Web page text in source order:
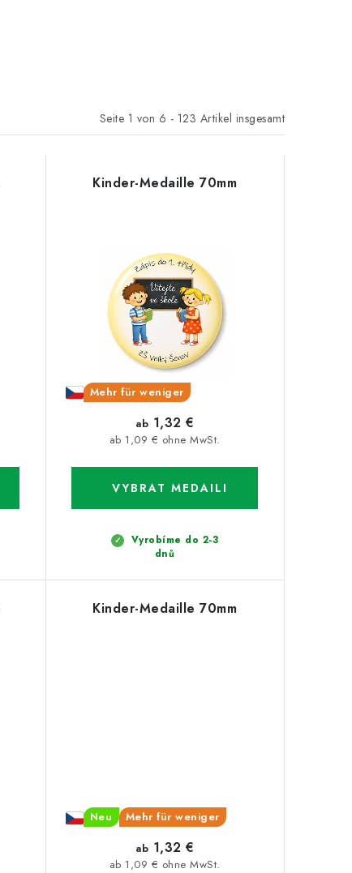
Seite 1 von 6 - 123 Artikel insgesamt
Kinder-Medaille 70mm
Mehr für weniger
Vyrobíme do 2-3
dnů
ab 1,09 € ohne MwSt.
ab 1,32 €
Kinder-Medaille 70mm
Neu Mehr für weniger
ab 1,09 € ohne MwSt.
ab 1,32 €